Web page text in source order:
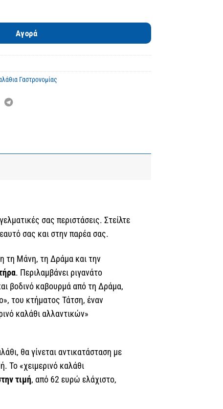
Αγορά
Γαστρονομίας
σας περιστάσεις. Στείλτε
σας και στην παρέα σας.
τη Μάνη, τη Δράμα και την
. Περιλαμβάνει ριγανάτο
βοδινό καβουρμά από τη Δράμα,
του κτήματος Τάτση, έναν
καλάθι αλλαντικών»
θα γίνεται αντικατάσταση με
Το «χειμερινό καλάθι
τιμή, από 62 ευρώ ελάχιστο,